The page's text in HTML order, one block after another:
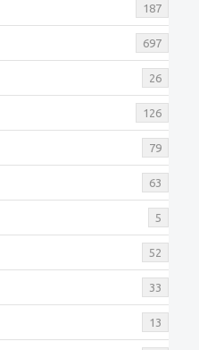
187
697
26
126
79
63
5
52
33
13